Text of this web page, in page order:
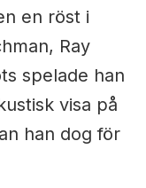
en röst i
Ray
spelade han
visa på
han dog för